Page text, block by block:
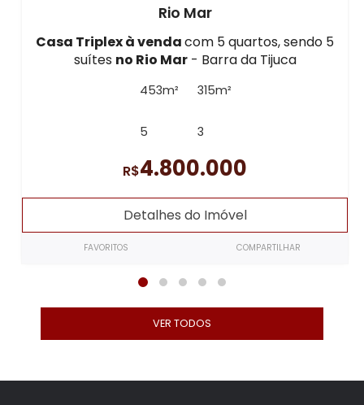
Rio Mar
Casa Triplex à vendacom 5 quartos, sendo 5
suítes no Rio Mar- Barra da Tijuca
453m² 315m²
5 3
R$4.800.000
Detalhes do Imóvel
FAVORITOS COMPARTILHAR
VER TODOS